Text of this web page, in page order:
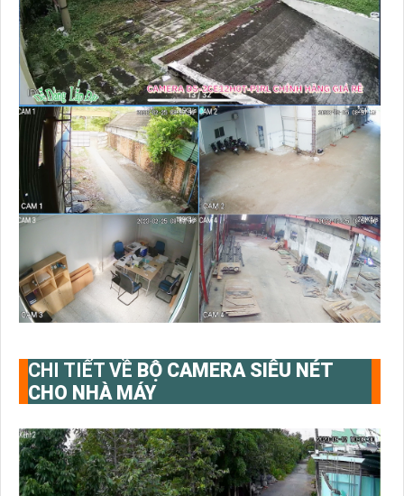
CHI TIẾT VỀ BỘ CAMERA SIÊU NÉT
CHO NHÀ MÁY